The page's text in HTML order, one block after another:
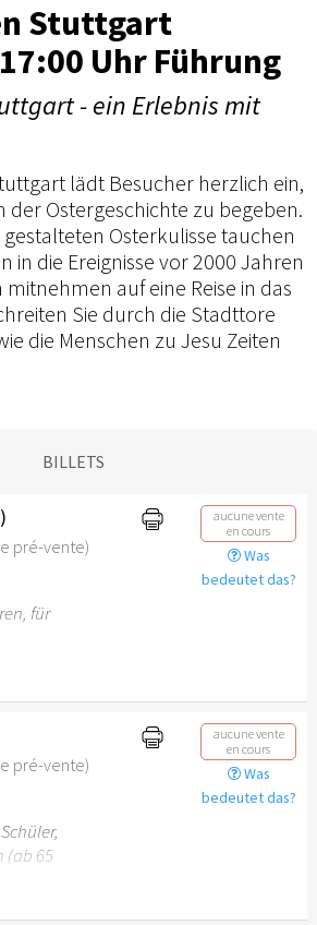
Stuttgart
Uhr Führung
- ein Erlebnis mit
lädt Besucher herzlich ein,
der Ostergeschichte zu begeben.
Osterkulisse tauchen
in die Ereignisse vor 2000 Jahren
mitnehmen auf eine Reise in das
Sie durch die Stadttore
die Menschen zu Jesu Zeiten
BILLETS
pré-vente)
aucune vente
en cours
Was
bedeutet das?
für
pré-vente)
aucune vente
en cours
Was
bedeutet das?
(ab 65